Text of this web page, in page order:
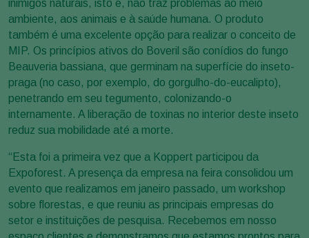
inimigos naturais, isto é, não traz problemas ao meio
ambiente, aos animais e à saúde humana. O produto
também é uma excelente opção para realizar o conceito de
MIP. Os princípios ativos do Boveril são conídios do fungo
Beauveria bassiana, que germinam na superfície do inseto-
praga (no caso, por exemplo, do gorgulho-do-eucalipto),
penetrando em seu tegumento, colonizando-o
internamente. A liberação de toxinas no interior deste inseto
reduz sua mobilidade até a morte.
“Esta foi a primeira vez que a Koppert participou da
Expoforest. A presença da empresa na feira consolidou um
evento que realizamos em janeiro passado, um workshop
sobre florestas, e que reuniu as principais empresas do
setor e instituições de pesquisa. Recebemos em nosso